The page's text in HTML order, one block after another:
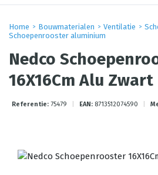
Home Bouwmaterialen Ventilatie
Schoepenrooster aluminium
Nedco
16X16Cm Alu Zwart
Referentie: 75479 EAN: 8713512074590